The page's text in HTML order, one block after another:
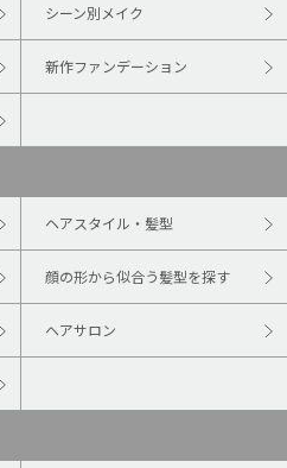
シーン別メイク
新作ファンデーション
ヘアスタイル・髪型
顔の形から似合う髪型を探す
ヘアサロン